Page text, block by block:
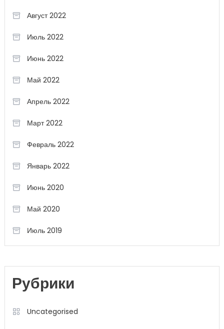
Август 2022
Июль 2022
Июнь 2022
Май 2022
Апрель 2022
Март 2022
Февраль 2022
Январь 2022
Июнь 2020
Май 2020
Июль 2019
Рубрики
Uncategorised